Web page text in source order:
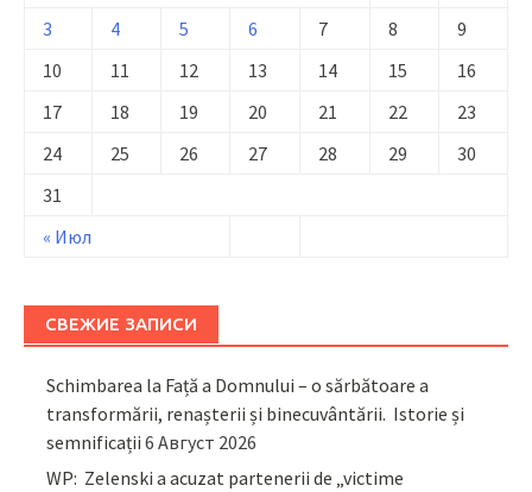
« Июл
3
4 5 6 7 8
9
10
11 12 13 14 15
16
17
18 19 20 21 22
23
24
25 26 27 28 29
30
31
СВЕЖИЕ ЗАПИСИ
Schimbarea la Față a Domnului – o sărbătoare a
transformării, renașterii și binecuvântării. Istorie și
semnificații 6 Август 2026
WP: Zelenski a acuzat partenerii de „victime